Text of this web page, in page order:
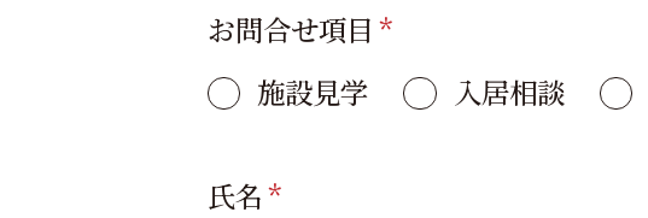
お問合せ項目 *
施設見学
入居相談
氏名*